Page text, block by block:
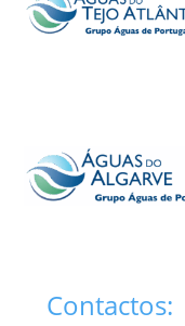
Contactos: